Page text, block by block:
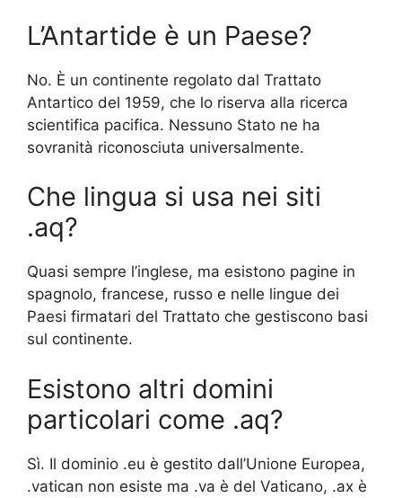
L’Antartide è un Paese?
No. È un continente regolato dal Trattato
Antartico del 1959, che lo riserva alla ricerca
scientifica pacifica. Nessuno Stato ne ha
sovranità riconosciuta universalmente.
Che lingua si usa nei siti
.aq?
Quasi sempre l’inglese, ma esistono pagine in
spagnolo, francese, russo e nelle lingue dei
Paesi firmatari del Trattato che gestiscono basi
sul continente.
Esistono altri domini
particolari come .aq?
Sì. Il dominio .eu è gestito dall’Unione Europea,
.vatican non esiste ma .va è del Vaticano, .ax è